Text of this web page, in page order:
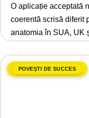
O aplicație acceptată
coerentă scrisă diferit
anatomia în SUA, UK
POVEȘTI DE SUCCES